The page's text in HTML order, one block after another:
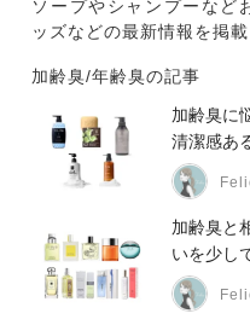
ソープやシャンプーなど
ッズなどの最新情報を掲載
加齢臭/年齢臭の記事
加齢臭に
清潔感あ
加齢臭と
いを少し